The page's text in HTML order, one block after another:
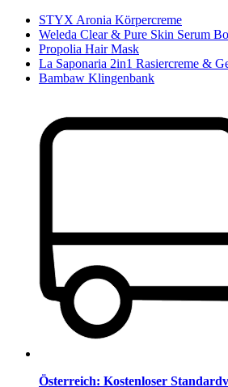
STYX Aronia Körpercreme
Weleda Clear & Pure Skin Serum
Propolia Hair Mask
La Saponaria 2in1 Rasiercreme &
Bambaw Klingenbank
Österreich: Kostenloser